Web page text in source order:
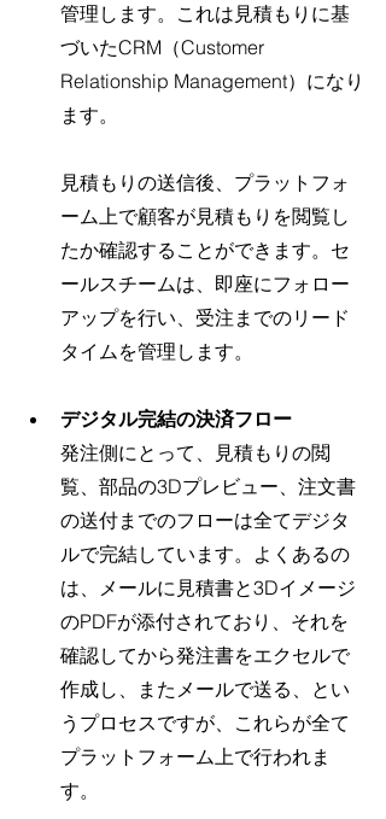
管理します。これは見積もりに基
づいたCRM（Customer
Relationship Management）になり
ます。
見積もりの送信後、プラットフォ
ーム上で顧客が見積もりを閲覧し
たか確認することができます。セ
ールスチームは、即座にフォロー
アップを行い、受注までのリード
タイムを管理します。
デジタル完結の決済フロー
発注側にとって、見積もりの閲
覧、部品の3Dプレビュー、注文書
の送付までのフローは全てデジタ
ルで完結しています。よくあるの
は、メールに見積書と3Dイメージ
のPDFが添付されており、それを
確認してから発注書をエクセルで
作成し、またメールで送る、とい
うプロセスですが、これらが全て
プラットフォーム上で行われま
す。